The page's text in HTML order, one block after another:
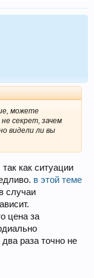
можете
секрет, зачем
видели ли вы
как ситуации
в этой теме
случаи
цена за
раза точно не